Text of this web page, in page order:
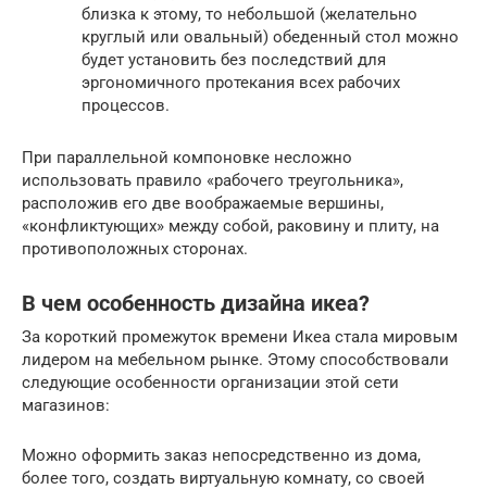
близка к этому, то небольшой (желательно
круглый или овальный) обеденный стол можно
будет установить без последствий для
эргономичного протекания всех рабочих
процессов.
При параллельной компоновке несложно
использовать правило «рабочего треугольника»,
расположив его две воображаемые вершины,
«конфликтующих» между собой, раковину и плиту, на
противоположных сторонах.
В чем особенность дизайна икеа?
За короткий промежуток времени Икеа стала мировым
лидером на мебельном рынке. Этому способствовали
следующие особенности организации этой сети
магазинов:
Можно оформить заказ непосредственно из дома,
более того, создать виртуальную комнату, со своей